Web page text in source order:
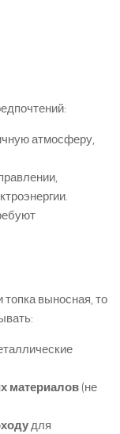
атмосферу,
выносная, то
материалов(не
для